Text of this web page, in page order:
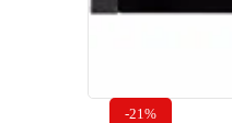
-21%